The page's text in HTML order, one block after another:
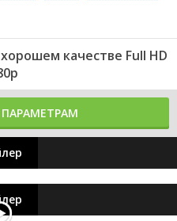
качестве Full HD